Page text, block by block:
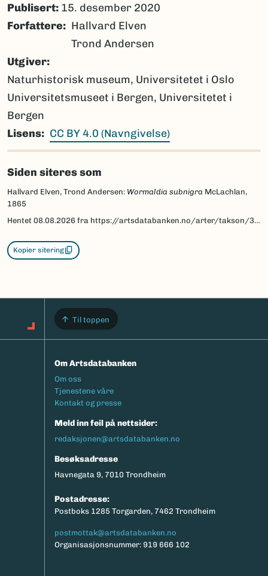
Publisert: 15. desember 2020
Forfattere
Hallvard Elven
Trond Andersen
Utgiver
Naturhistorisk museum, Universitetet i Oslo
Universitetsmuseet i Bergen, Universitetet i
Bergen
Lisens
CC BY 4.0 (Navngivelse)
Siden siteres som
Hallvard Elven, Trond Andersen: Wormaldia subnigra McLachlan,
1865
Hentet 08.08.2026 fra https://artsdatabanken.no/arter/takson/32929/beskrivelse
Kopier sitering
Til toppen
Om Artsdatabanken
Footermeny
Om oss
Tjenestene våre
Kontakt og presse
Meld inn feil på nettsider:
redaksjonen@artsdatabanken.no
Besøksadresse
Havnegata 9, 7010 Trondheim
Postadresse:
Postboks 1285 Torgarden, 7462 Trondheim
postmottak@artsdatabanken.no
Organisasjonsnummer: 919 666 102